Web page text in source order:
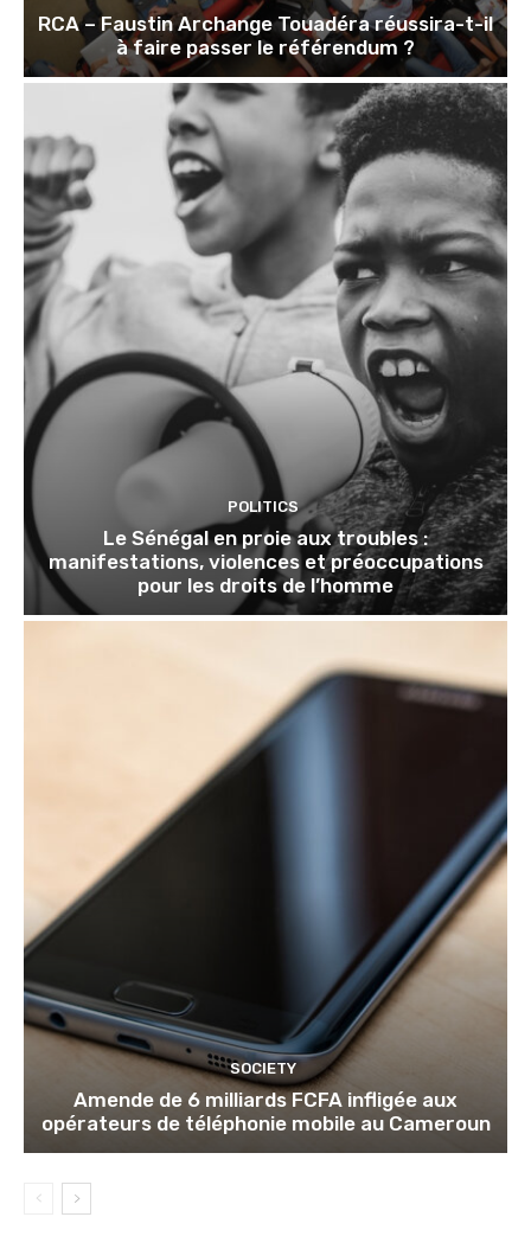
RCA – Faustin Archange Touadéra réussira-t-il
à faire passer le référendum ?
POLITICS
Le Sénégal en proie aux troubles :
manifestations, violences et préoccupations
pour les droits de l’homme
SOCIETY
Amende de 6 milliards FCFA infligée aux
opérateurs de téléphonie mobile au Cameroun